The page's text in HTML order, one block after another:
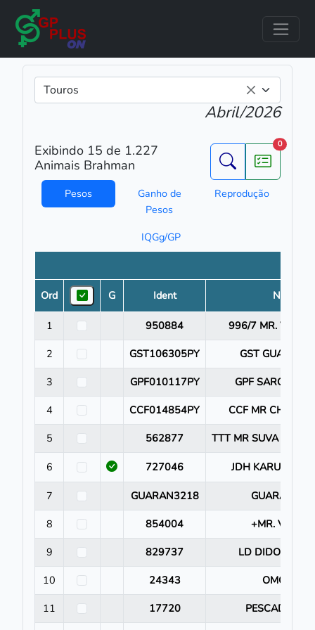
×
Touros
Abril/2026
Exibindo 15 de 1.227
Animais Brahman
0
Pesos
Ganho de
Pesos
Reprodução
IQGg/GP
Ord G Ident Nome
1 950884
996/7 MR. V8
2
GST106305PY
GST GUARAN
3
GPF010117PY
GPF SARORY
4
CCF014854PY
CCF MR
5
562877 TTT MR SUVA
6 727046 JDH KARU
7 GUARAN3218
GUARAN
8
854004
+MR. V8
9
829737
LD DIDOR
10
24343
OMORI 94
11
17720 PESCADOR